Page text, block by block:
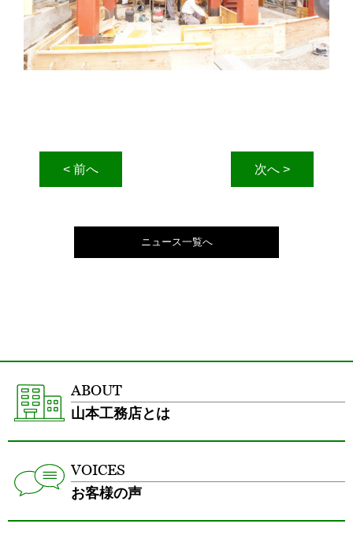
次へ >
< 前へ
ニュース一覧へ
ABOUT
山本工務店とは
VOICES
お客様の声